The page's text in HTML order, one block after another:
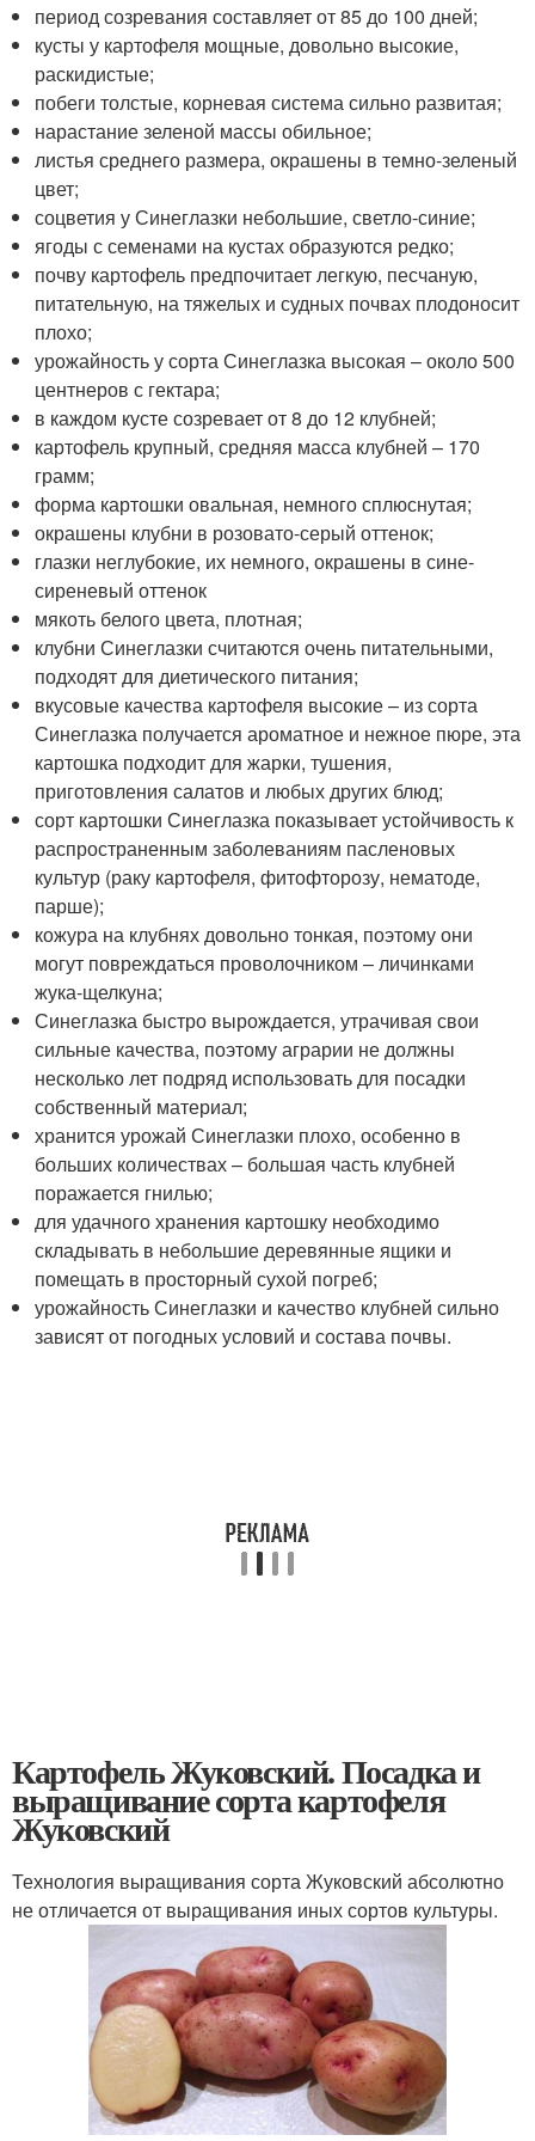
период созревания составляет от 85 до 100 дней;
кусты у картофеля мощные, довольно высокие,
раскидистые;
побеги толстые, корневая система сильно развитая;
нарастание зеленой массы обильное;
листья среднего размера, окрашены в темно-зеленый
цвет;
соцветия у Синеглазки небольшие, светло-синие;
ягоды с семенами на кустах образуются редко;
почву картофель предпочитает легкую, песчаную,
питательную, на тяжелых и судных почвах плодоносит
плохо;
урожайность у сорта Синеглазка высокая – около 500
центнеров с гектара;
в каждом кусте созревает от 8 до 12 клубней;
картофель крупный, средняя масса клубней – 170
грамм;
форма картошки овальная, немного сплюснутая;
окрашены клубни в розовато-серый оттенок;
глазки неглубокие, их немного, окрашены в сине-
сиреневый оттенок
мякоть белого цвета, плотная;
клубни Синеглазки считаются очень питательными,
подходят для диетического питания;
вкусовые качества картофеля высокие – из сорта
Синеглазка получается ароматное и нежное пюре, эта
картошка подходит для жарки, тушения,
приготовления салатов и любых других блюд;
сорт картошки Синеглазка показывает устойчивость к
распространенным заболеваниям пасленовых
культур (раку картофеля, фитофторозу, нематоде,
парше);
кожура на клубнях довольно тонкая, поэтому они
могут повреждаться проволочником – личинками
жука-щелкуна;
Синеглазка быстро вырождается, утрачивая свои
сильные качества, поэтому аграрии не должны
несколько лет подряд использовать для посадки
собственный материал;
хранится урожай Синеглазки плохо, особенно в
больших количествах – большая часть клубней
поражается гнилью;
для удачного хранения картошку необходимо
складывать в небольшие деревянные ящики и
помещать в просторный сухой погреб;
урожайность Синеглазки и качество клубней сильно
зависят от погодных условий и состава почвы.
Картофель Жуковский. Посадка и
выращивание сорта картофеля
Жуковский
Технология выращивания сорта Жуковский абсолютно
не отличается от выращивания иных сортов культуры.